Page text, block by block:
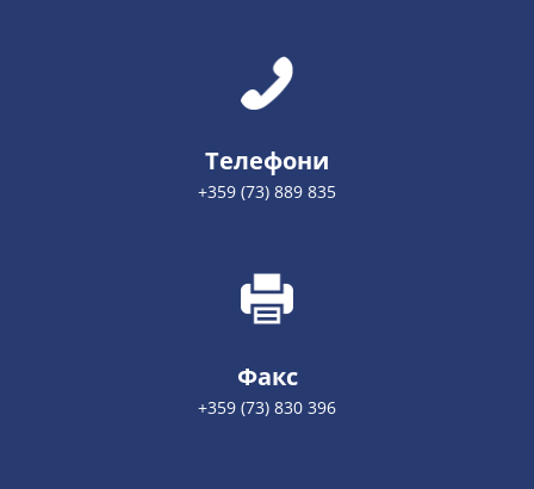
Телефони
+359 (73) 889 835
Факс
+359 (73) 830 396